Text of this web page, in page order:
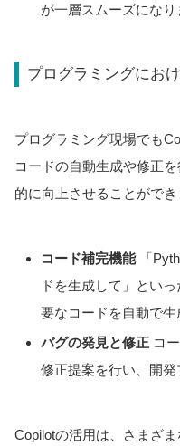
が一層スムーズになり
プログラミングにお
プログラミング現場でも
コードの自動生成や修正
的に向上させることができ
コード補完機能「
ドを生成して」とい
要なコードを自動で生
バグの発見と修正 コ
修正提案を行い、開発
Copilotの活用は、さまざ